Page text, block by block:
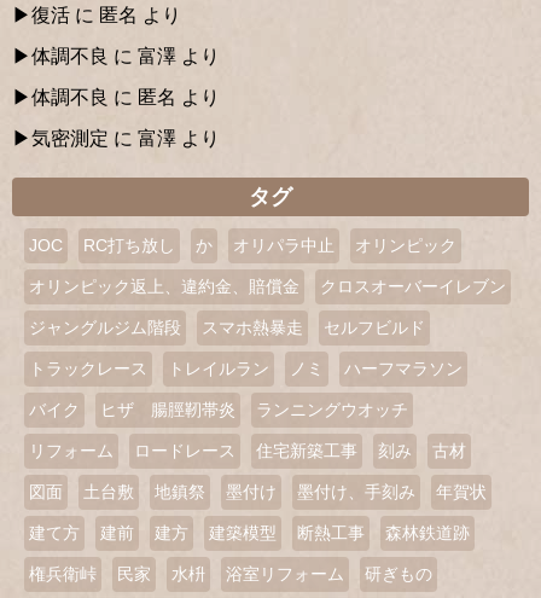
復活 に 匿名 より
体調不良 に 富澤 より
体調不良 に 匿名 より
気密測定 に 富澤 より
タグ
JOC RC打ち放し か オリパラ中止 オリンピック
オリンピック返上、違約金、賠償金 クロスオーバーイレブン
ジャングルジム階段 スマホ熱暴走 セルフビルド
トラックレース トレイルラン ノミ ハーフマラソン
バイク ヒザ 腸脛靭帯炎 ランニングウオッチ
リフォーム ロードレース 住宅新築工事 刻み 古材
図面 土台敷 地鎮祭 墨付け 墨付け、手刻み 年賀状
建て方 建前 建方 建築模型 断熱工事 森林鉄道跡
権兵衛峠 民家 水枡 浴室リフォーム 研ぎもの